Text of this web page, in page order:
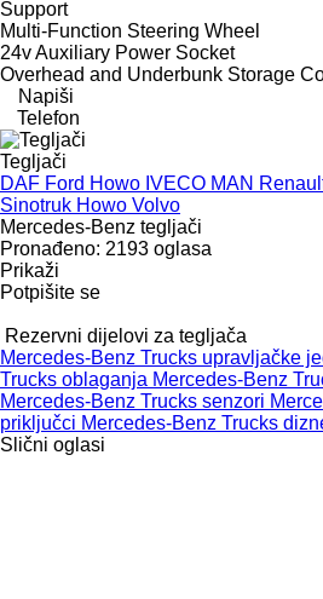
Support
Multi-Function Steering Wheel
24v Auxiliary Power Socket
Overhead and Underbunk Storage
Napiši
Telefon
Tegljači
DAF Ford Howo IVECO MAN
Sinotruk Howo Volvo
Mercedes-Benz tegljači
Pronađeno: 2193 oglasa
Prikaži
Potpišite se
Rezervni dijelovi za tegljača
Mercedes-Benz Trucks upravljačke
Trucks oblaganja Mercedes-Benz
Mercedes-Benz Trucks senzori
priključci Mercedes-Benz Trucks
Slični oglasi